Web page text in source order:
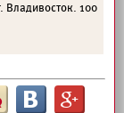
Владивосток. 100
B G